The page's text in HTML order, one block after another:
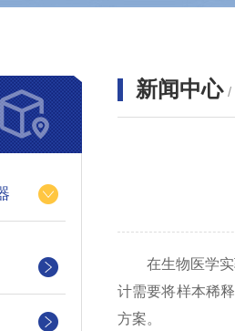
新闻中心 /
在生物医学实
计需要将样本稀
方案。